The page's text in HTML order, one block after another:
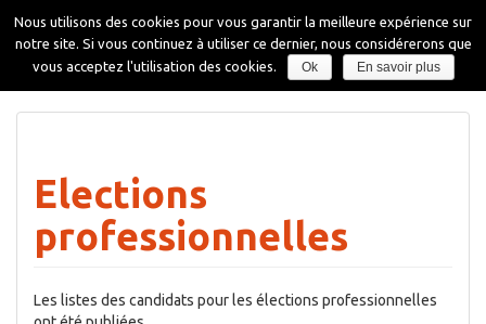
au
contenu
la
Elections
professionnelles
Les listes des candidats pour les élections professionnelles
Nous utilisons des cookies pour vous garantir la meilleure expérience sur
notre site. Si vous continuez à utiliser ce dernier, nous considérerons que
vous acceptez l'utilisation des cookies.
Ok En savoir plus